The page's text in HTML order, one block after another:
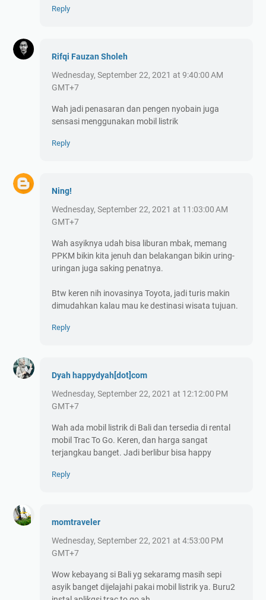
Reply
Rifqi Fauzan Sholeh
Wednesday, September 22, 2021 at 9:40:00 AM
GMT+7
Wah jadi penasaran dan pengen nyobain juga
sensasi menggunakan mobil listrik
Reply
Ning!
Wednesday, September 22, 2021 at 11:03:00 AM
GMT+7
Wah asyiknya udah bisa liburan mbak, memang
PPKM bikin kita jenuh dan belakangan bikin uring-
uringan juga saking penatnya.
Btw keren nih inovasinya Toyota, jadi turis makin
dimudahkan kalau mau ke destinasi wisata tujuan.
Reply
Dyah happydyah[dot]com
Wednesday, September 22, 2021 at 12:12:00 PM
GMT+7
Wah ada mobil listrik di Bali dan tersedia di rental
mobil Trac To Go. Keren, dan harga sangat
terjangkau banget. Jadi berlibur bisa happy
Reply
momtraveler
Wednesday, September 22, 2021 at 4:53:00 PM
GMT+7
Wow kebayang si Bali yg sekaramg masih sepi
asyik banget dijelajahi pakai mobil listrik ya. Buru2